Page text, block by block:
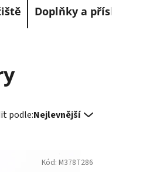
KOŠÍKDoplňky a příslušenství
podle:Nejlevnější
Kód: M378T286